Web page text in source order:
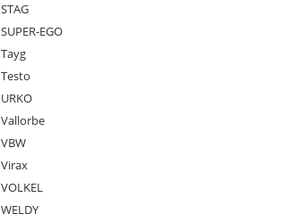
STAG
SUPER-EGO
Tayg
Testo
URKO
Vallorbe
VBW
Virax
VOLKEL
WELDY